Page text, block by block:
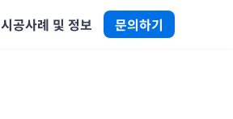
시공사례 및 정보 문의하기